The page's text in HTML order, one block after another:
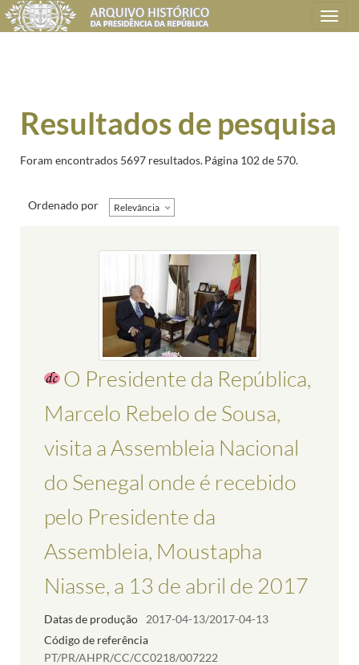
Toggle
navigation
Resultados de pesquisa
Foram encontrados 5697 resultados.Página 102 de 570.
Ordenado por Relevância
O Presidente da República,
Marcelo Rebelo de Sousa,
visita a Assembleia Nacional
do Senegal onde é recebido
pelo Presidente da
Assembleia, Moustapha
Niasse, a 13 de abril de 2017
Datas de produção
2017-04-13/2017-04-13
Código de referência
PT/PR/AHPR/CC/CC0218/007222